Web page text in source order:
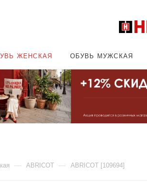
ЖЕНСКАЯ ОБУВЬ МУЖСКАЯ
— ABRICOT — ABRICOT [109694]